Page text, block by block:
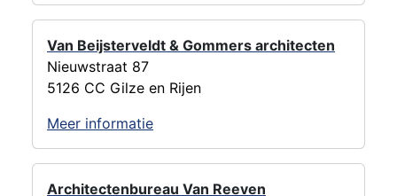
Van Beijsterveldt & Gommers architecten
Nieuwstraat 87
5126 CC Gilze en Rijen
Meer informatie
Architectenbureau Van Reeven